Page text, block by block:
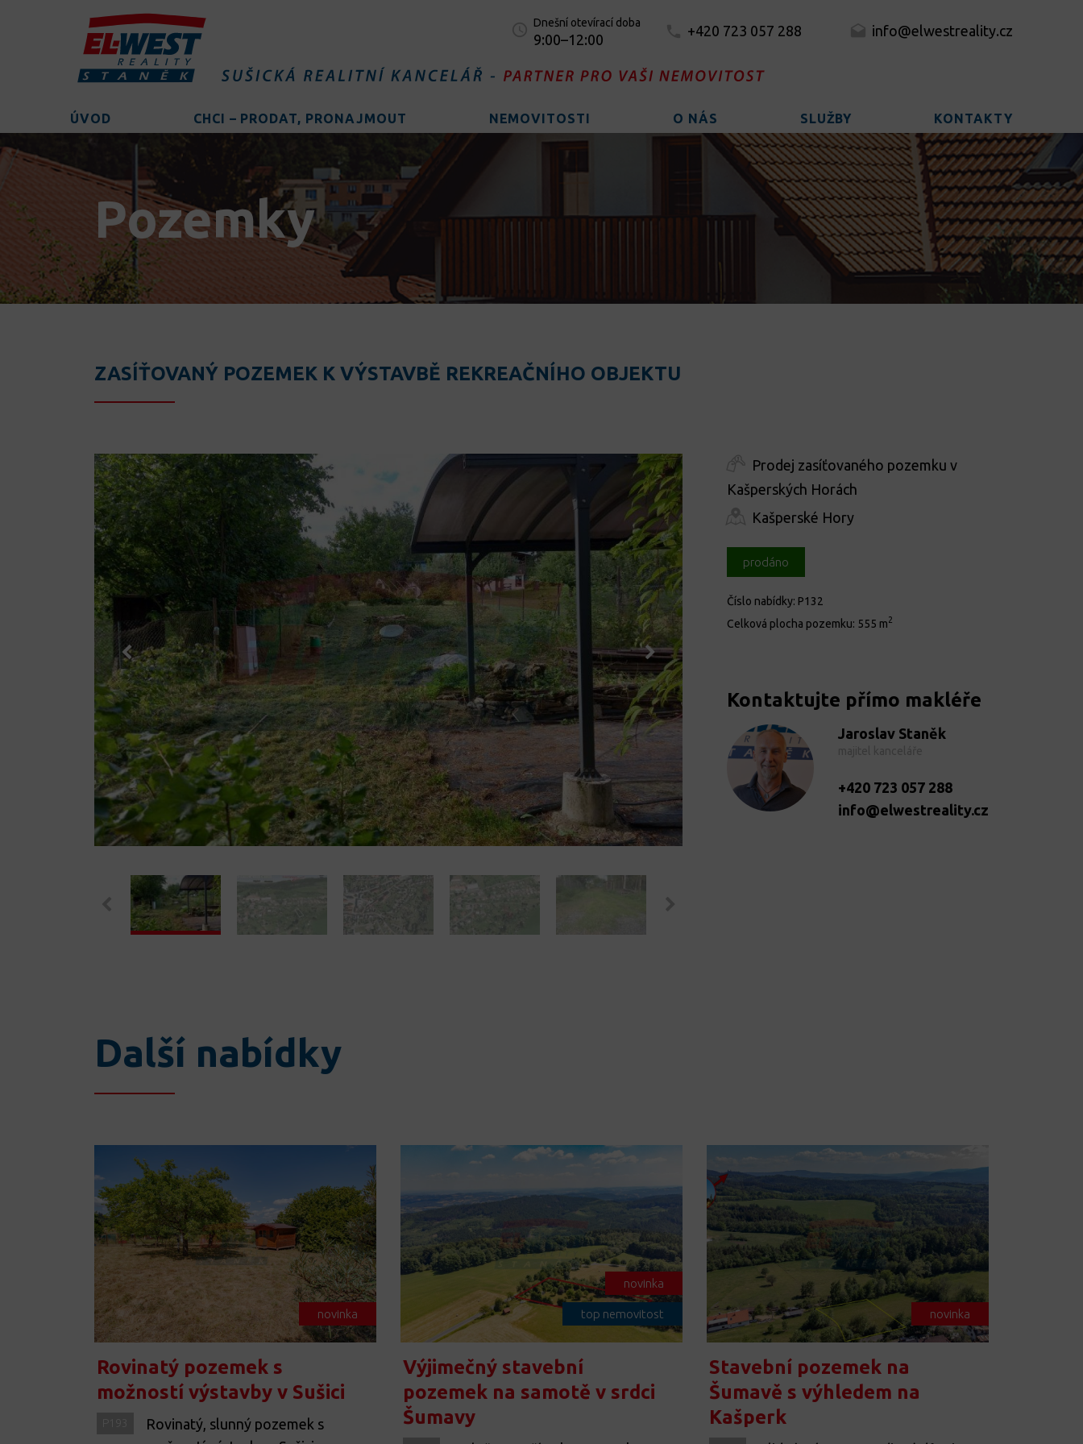
Dnešní otevírací doba
9:00–12:00
+420 723 057 288 info@elwestreality.cz
ÚVOD CHCI – PRODAT, PRONAJMOUT NEMOVITOSTI O NÁS SLUŽBY KONTAKTY
Pozemky
ZASÍŤOVANÝ POZEMEK K VÝSTAVBĚ REKREAČNÍHO OBJEKTU
Prodej zasíťovaného pozemku v
Kašperských Horách
Kašperské Hory
prodáno
Číslo nabídky: P132
Celková plocha pozemku: 555 m2
Kontaktujte přímo makléře
Jaroslav Staněk
+420 723 057 288
info@elwestreality.cz
Další nabídky
novinka
Rovinatý pozemek s
možností výstavby v Sušici
Rovinatý, slunný pozemek s
novinka
top nemovitost
Výjimečný stavební
pozemek na samotě v srdci
Šumavy
novinka
Stavební pozemek na
Šumavě s výhledem na
Kašperk